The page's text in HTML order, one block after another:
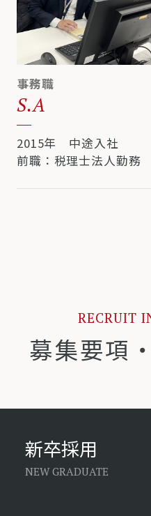
事務職
S.A
2015年 中途入社
前職：税理士法人勤務
RECRUIT
募集要項
新卒採用
NEW GRADUATE